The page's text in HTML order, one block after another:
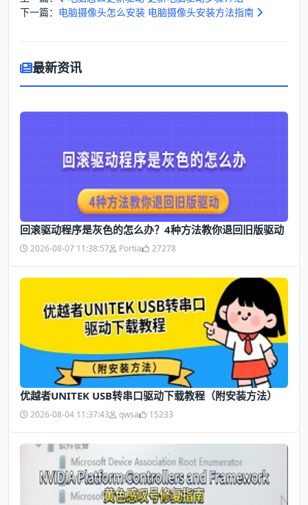
下一篇： 电脑摄像头怎么安装 电脑摄像头安装方法指南
最新资讯
回滚驱动程序是灰色的怎么办？4种方法教你退回旧版驱动
2026-08-07 11:38:57 Portia 27278
优越者UNITEK USB转串口驱动下载教程（附安装方法）
2026-08-04 11:37:43 qwsa 15233